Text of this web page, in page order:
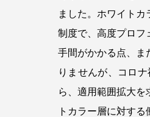
ました。ホワイト
制度で、高度プロフ
手間がかかる点、ま
りませんが、コロ
ら、適用範囲拡大
トカラー層に対す